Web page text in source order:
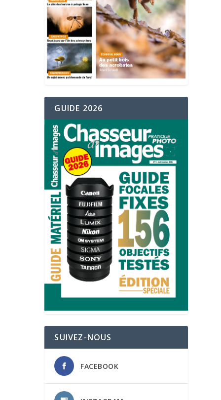
GUIDE 2026
SUIVEZ-NOUS
FACEBOOK